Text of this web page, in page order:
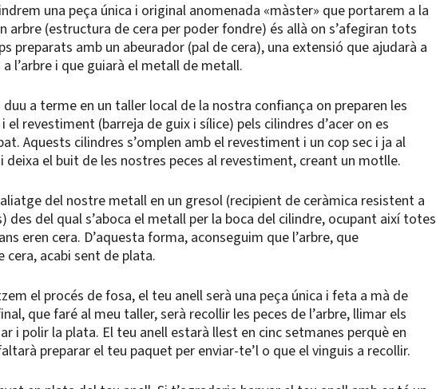
una peça única i original anomenada «màster» que portarem a la
arbre (estructura de cera per poder fondre) és allà on s’afegiran tots
preparats amb un abeurador (pal de cera), una extensió que ajudarà a
l’arbre i que guiarà el metall de metall.
duu a terme en un taller local de la nostra confiança on preparen les
i el revestiment (barreja de guix i sílice) pels cilindres d’acer on es
Aquests cilindres s’omplen amb el revestiment i un cop sec i ja al
deixa el buit de les nostres peces al revestiment, creant un motlle.
del nostre metall en un gresol (recipient de ceràmica resistent a
des del qual s’aboca el metall per la boca del cilindre, ocupant així totes
eren cera. D’aquesta forma, aconseguim que l’arbre, que
acabi sent de plata.
el procés de fosa, el teu anell serà una peça única i feta a mà de
que faré al meu taller, serà recollir les peces de l’arbre, llimar els
i polir la plata. El teu anell estarà llest en cinc setmanes perquè en
preparar el teu paquet per enviar-te’l o que el vinguis a recollir.